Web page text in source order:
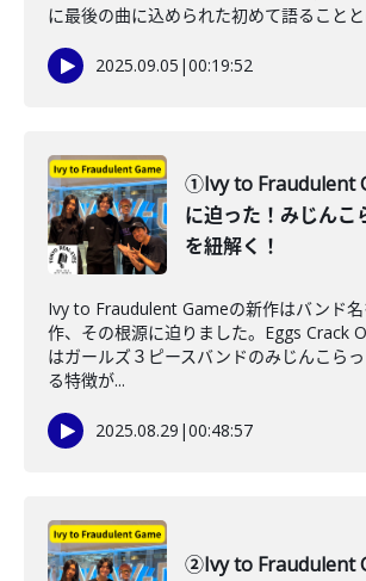
に最後の曲に込められた初めて語ることと
2025.09.05 |00:19:52
①Ivy to Fraudulent
に迫った！みじんこ
を紐解く！
Ivy to Fraudulent Gameの新作はバンド
作、その根源に迫りました。Eggs Crack
はガールズ３ピースバンドのみじんこら
る特徴が...
2025.08.29 |00:48:57
②Ivy to Fraudulent